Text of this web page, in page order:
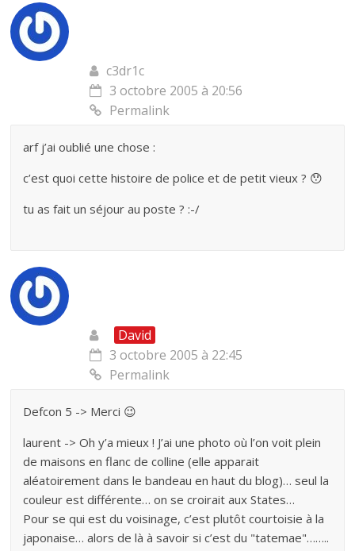
c3dr1c
3 octobre 2005 à 20:56
Permalink
arf j’ai oublié une chose :
c’est quoi cette histoire de police et de petit vieux ? 😯
tu as fait un séjour au poste ? :-/
David
3 octobre 2005 à 22:45
Permalink
Defcon 5 -> Merci 😉
laurent -> Oh y’a mieux ! J’ai une photo où l’on voit plein
de maisons en flanc de colline (elle apparait
aléatoirement dans le bandeau en haut du blog)… seul la
couleur est différente… on se croirait aux States…
Pour se qui est du voisinage, c’est plutôt courtoisie à la
japonaise… alors de là à savoir si c’est du "tatemae"……..